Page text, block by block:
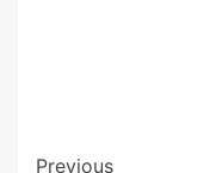
Previous